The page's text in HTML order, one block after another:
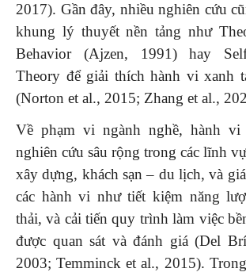
2017). Gần đây, nhiều nghiên cứu
khung lý thuyết nền tảng như
Behavior (Ajzen, 1991) hay Self-
Theory để giải thích hành vi xanh
(Norton et al., 2015; Zhang et al.,
Về phạm vi ngành nghề, hành vi
nghiên cứu sâu rộng trong các lĩnh
xây dựng, khách sạn – du lịch, và
các hành vi như tiết kiệm năng
thải, và cải tiến quy trình làm việc
được quan sát và đánh giá (Del
2003; Temminck et al., 2015).